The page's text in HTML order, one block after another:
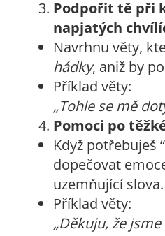
Podpořit tě při
napjatých
Navrhnu věty,
hádky, aniž by
Příklad věty:
„Tohle se mě
Pomoci po
Když potřebuješ
dopečovat
uzemňující slova.
Příklad věty:
„Děkuju, že